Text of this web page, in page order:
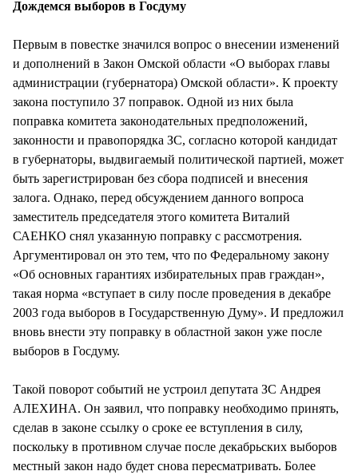
Дождемся выборов в Госдуму
Первым в повестке значился вопрос о внесении изменений
и дополнений в Закон Омской области «О выборах главы
администрации (губернатора) Омской области». К проекту
закона поступило 37 поправок. Одной из них была
поправка комитета законодательных предположений,
законности и правопорядка ЗС, согласно которой кандидат
в губернаторы, выдвигаемый политической партией, может
быть зарегистрирован без сбора подписей и внесения
залога. Однако, перед обсуждением данного вопроса
заместитель председателя этого комитета Виталий
САЕНКО снял указанную поправку с рассмотрения.
Аргументировал он это тем, что по Федеральному закону
«Об основных гарантиях избирательных прав граждан»,
такая норма «вступает в силу после проведения в декабре
2003 года выборов в Государственную Думу». И предложил
вновь внести эту поправку в областной закон уже после
выборов в Госдуму.
Такой поворот событий не устроил депутата ЗС Андрея
АЛЕХИНА. Он заявил, что поправку необходимо принять,
сделав в законе ссылку о сроке ее вступления в силу,
поскольку в противном случае после декабрьских выборов
местный закон надо будет снова пересматривать. Более